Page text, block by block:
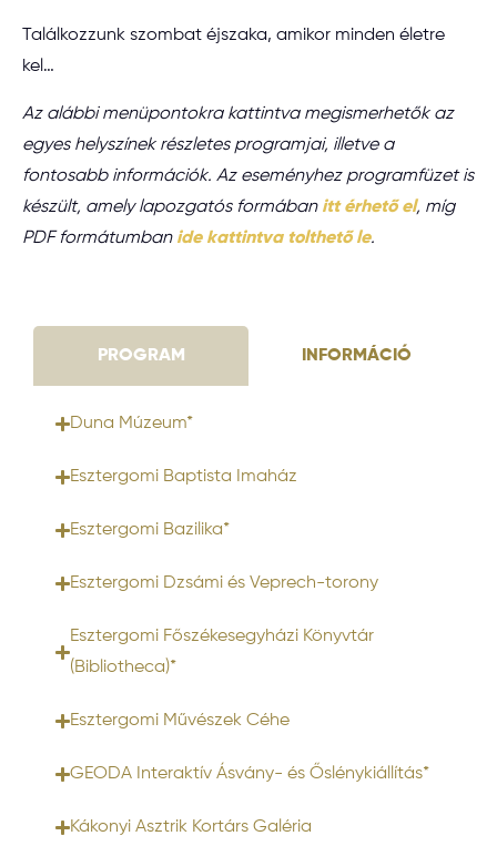
Találkozzunk szombat éjszaka, amikor minden életre
kel…
Az alábbi menüpontokra kattintva megismerhetők az
egyes helyszínek részletes programjai, illetve a
fontosabb információk. Az eseményhez programfüzet is
készült, amely lapozgatós formában itt érhető el, míg
PDF formátumban ide kattintva tolthető le.
PROGRAM INFORMÁCIÓ
Duna Múzeum*
Esztergomi Baptista Imaház
Esztergomi Bazilika*
Esztergomi Dzsámi és Veprech-torony
Esztergomi Főszékesegyházi Könyvtár
(Bibliotheca)*
Esztergomi Művészek Céhe
GEODA Interaktív Ásvány- és Őslénykiállítás*
Kákonyi Asztrik Kortárs Galéria